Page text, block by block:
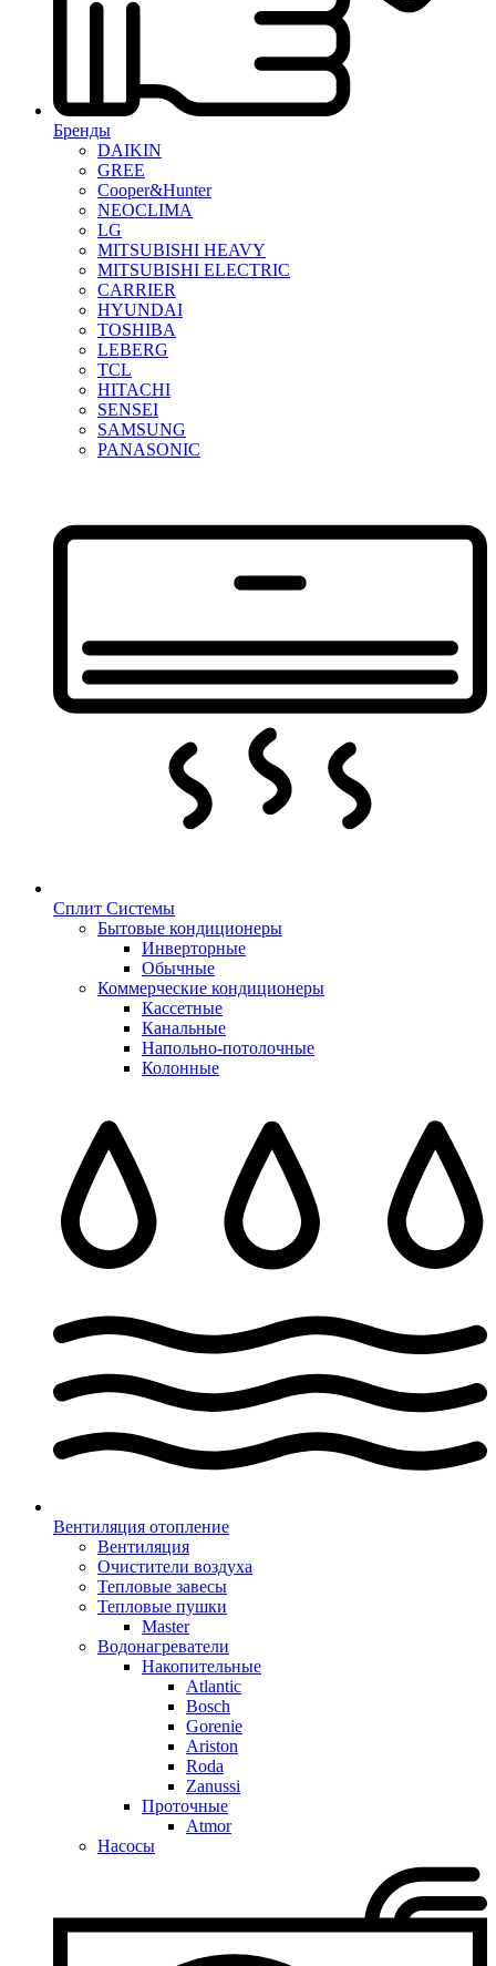
Бренды
DAIKIN
GREE
Cooper&Hunter
NEOCLIMA
LG
MITSUBISHI HEAVY
MITSUBISHI ELECTRIC
CARRIER
HYUNDAI
TOSHIBA
LEBERG
TCL
HITACHI
SENSEI
SAMSUNG
PANASONIC
Сплит Системы
Бытовые кондиционеры
Инверторные
Обычные
Коммерческие кондиционеры
Кассетные
Канальные
Напольно-потолочные
Колонные
Вентиляция отопление
Вентиляция
Очистители воздуха
Тепловые завесы
Тепловые пушки
Master
Водонагреватели
Накопительные
Atlantic
Bosch
Gorenie
Ariston
Roda
Zanussi
Проточные
Atmor
Насосы